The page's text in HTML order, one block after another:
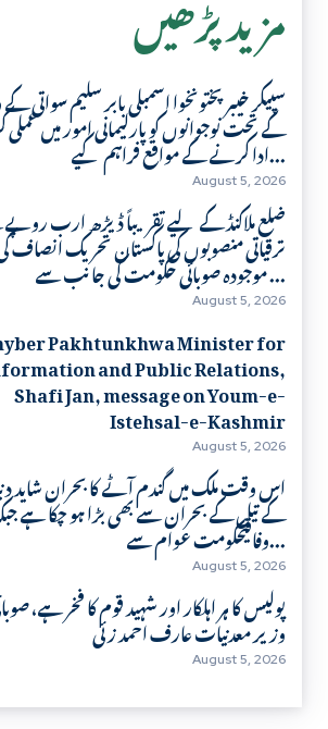
سپیکر خیبر پختونخوا اسمبلی بابر سلیم سواتی
کے تحت نوجوانوں کو پارلیمانی امور میں عملی
ادا کرنے کے مواقع فراہم کیے...
August 5, 2026
ضلع ملاکنڈ کے لیے تقریباً ڈیڑھ ارب
ترقیاتی منصوبوں کی پاکستان تحریک انصاف
موجودہ صوبائی حکومت کی جانب سے ...
August 5, 2026
Pakhtunkhwa Minister for
and Public Relations,
Shafi Jan, message on Youm-e-
Istehsal-e-Kashmir
August 5, 2026
اس وقت ملک میں گندم آٹے کا بحران شاید
کے تیل کے بحران سے بھی بڑا ہو چکا ہے
وفاقیحکومت عوام سے...
August 5, 2026
پولیس کا ہر اہلکار اور شہید قوم کا فخر ہے،
وزیر معدنیات عارف احمد زئی
August 5, 2026